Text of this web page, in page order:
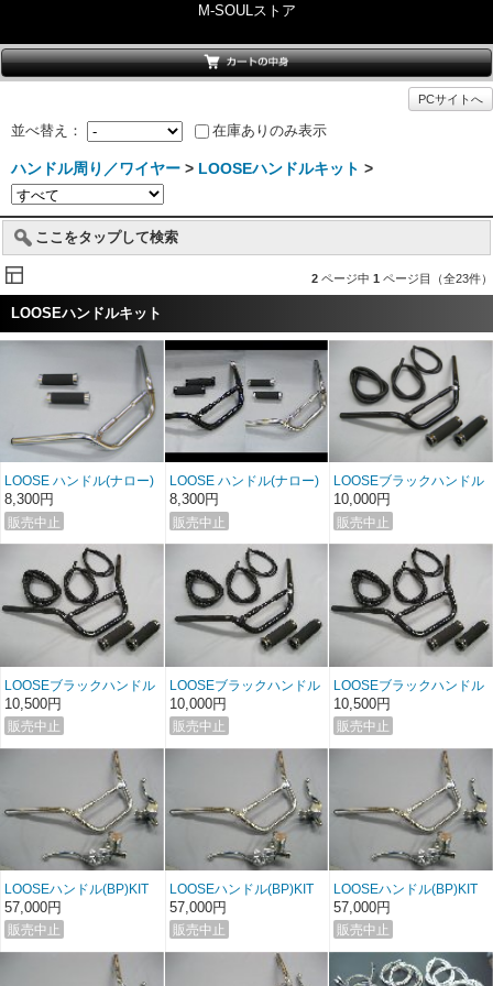
M-SOULストア
PCサイトへ
並べ替え： 在庫ありのみ表示
ハンドル周り／ワイヤー > LOOSEハンドルキット >
ここをタップして検索
2 ページ中 1 ページ目（全23件）
LOOSEハンドルキット
LOOSE ハンドル(ナロー)
＆グリップセット ホンダ
8,300円
LOOSE ハンドル(ナロー)
＆グリップセット ヤマハ/
スズキ
8,300円
LOOSEブラックハンドル
(ナロー) KITホンダ vol：3
10,000円
LOOSEブラックハンドル
(BP) KITホンダ vol：3
10,500円
LOOSEブラックハンドル
(ナロー) KITヤマハ/スズキ
vol：3
10,000円
LOOSEブラックハンドル
(BP) KITヤマハ/スズキ
vol：3
10,500円
LOOSEハンドル(BP)KIT
SP2 G-Majesty
57,000円
LOOSEハンドル(BP)KIT
SP2 MF08FORZA
57,000円
LOOSEハンドル(BP)KIT
SP2 MAXAM
57,000円